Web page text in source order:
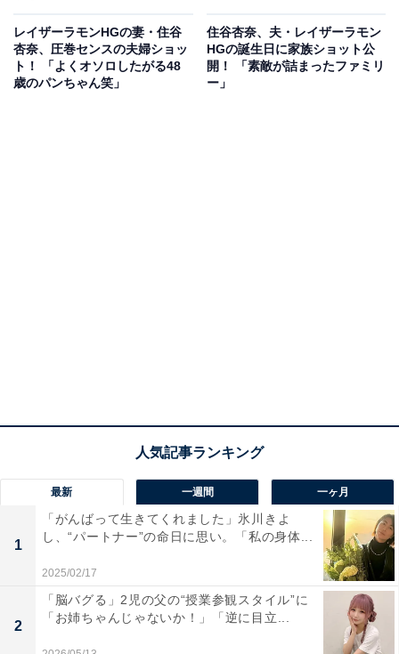
レイザーラモンHGの妻・住谷
杏奈、圧巻センスの夫婦ショッ
ト！ 「よくオソロしたがる48
歳のパンちゃん笑」
住谷杏奈、夫・レイザーラモン
HGの誕生日に家族ショット公
開！ 「素敵が詰まったファミリ
ー」
最新 一週間 一ヶ月
1
「がんばって生きてくれました」氷川きよ
し、“パートナー”の命日に思い。「私の身体...
2025/02/17
2
「脳バグる」2児の父の“授業参観スタイル”に
「お姉ちゃんじゃないか！」「逆に目立...